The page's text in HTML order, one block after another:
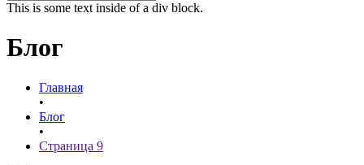
This is some text inside of a div block.
Блог
Главная
•
Блог
•
Страница 9